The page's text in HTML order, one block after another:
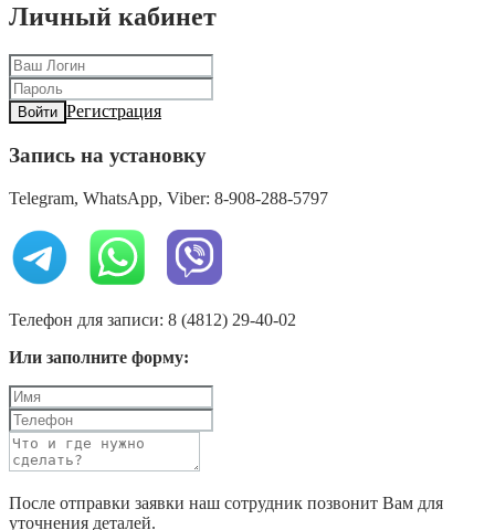
Личный кабинет
Войти Регистрация
Запись на установку
Telegram, WhatsApp, Viber: 8-908-288-5797
Телефон для записи: 8 (4812) 29-40-02
Или заполните форму:
После отправки заявки наш сотрудник позвонит Вам для
уточнения деталей.